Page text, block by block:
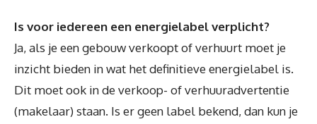
Is voor iedereen een energielabel verplicht?
Ja, als je een gebouw verkoopt of verhuurt moet je
inzicht bieden in wat het definitieve energielabel is.
Dit moet ook in de verkoop- of verhuuradvertentie
(makelaar) staan. Is er geen label bekend, dan kun je